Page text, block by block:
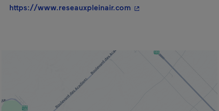
https://www.reseauxpleinair.com - Cet hyperlien